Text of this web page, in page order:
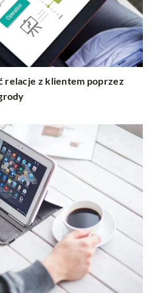
relacje z klientem poprzez